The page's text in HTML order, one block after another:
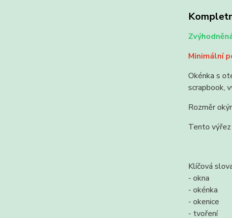
Minimální
Okénka s
scrapbook,
Rozměr
Tento výřez
Klíčová
- okna
- okénka
- okenice
- tvoření